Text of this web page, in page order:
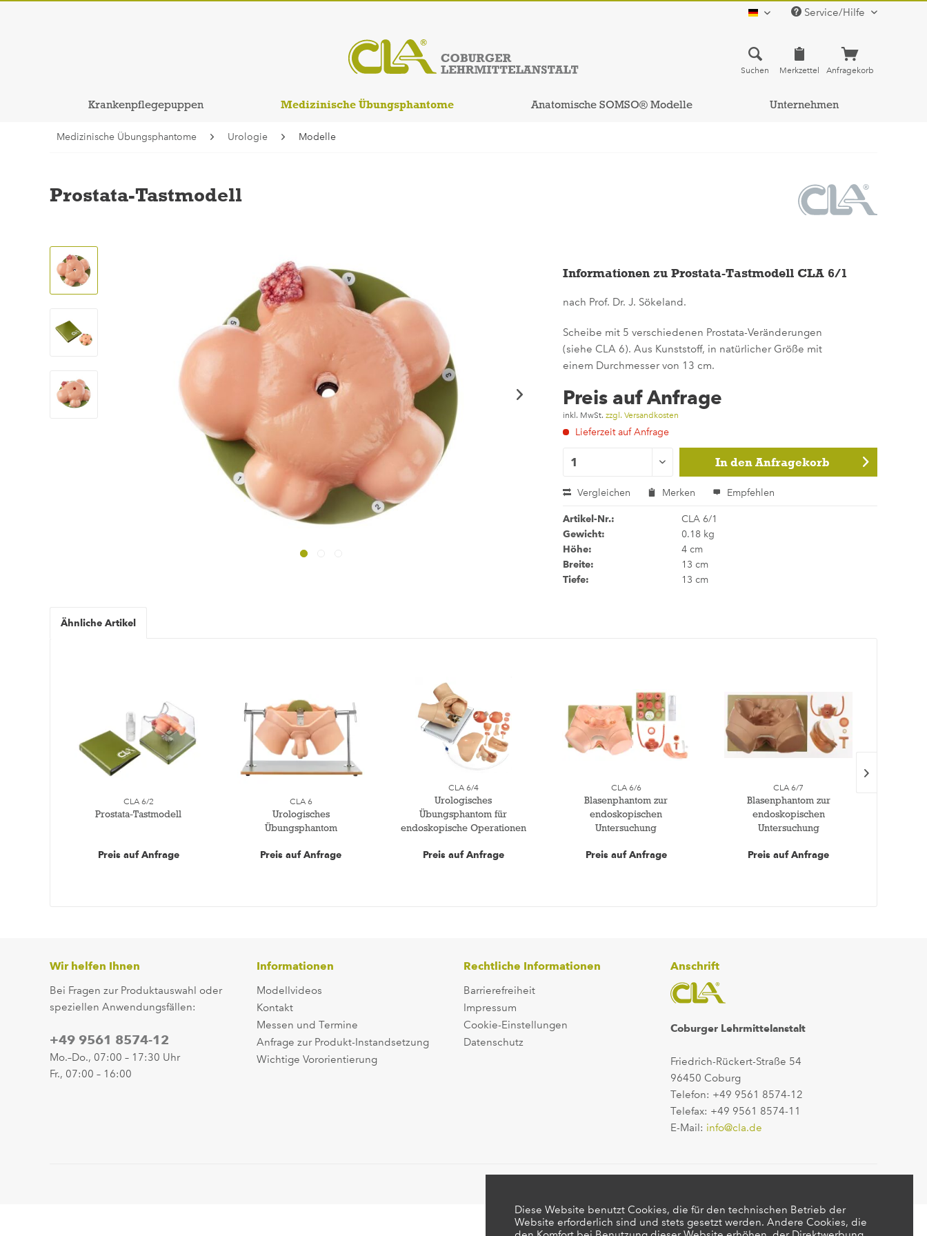
deutsch Service/Hilfe
Suchen Merkzettel Anfragekorb
Krankenpflegepuppen Medizinische Übungsphantome Anatomische SOMSO® Modelle Unternehmen
Medizinische Übungsphantome Urologie Modelle
Prostata-Tastmodell
Informationen zu Prostata-Tastmodell CLA 6/1
nach Prof. Dr. J. Sökeland.
Scheibe mit 5 verschiedenen Prostata-Veränderungen
(siehe CLA 6). Aus Kunststoff, in natürlicher Größe mit
einem Durchmesser von 13 cm.
Preis auf Anfrage
inkl. MwSt. zzgl. Versandkosten
Lieferzeit auf Anfrage
In den Anfragekorb
Vergleichen Merken Empfehlen
Artikel-Nr.: CLA 6/1
Gewicht: 0.18 kg
Höhe: 4 cm
Breite: 13 cm
Tiefe: 13 cm
Ähnliche Artikel
CLA 6/2
Prostata-Tastmodell
Preis auf Anfrage
CLA 6
Urologisches
Übungsphantom
Preis auf Anfrage
CLA 6/4
Urologisches
Übungsphantom für
endoskopische Operationen
Preis auf Anfrage
CLA 6/6
Blasenphantom zur
endoskopischen
Untersuchung
Preis auf Anfrage
CLA 6/7
Blasenphantom zur
endoskopischen
Untersuchung
Preis auf Anfrage
Wir helfen Ihnen
Bei Fragen zur Produktauswahl oder
speziellen Anwendungsfällen:
+49 9561 8574-12
Mo.–Do., 07:00 – 17:30 Uhr
Fr., 07:00 – 16:00
Informationen
Modellvideos
Kontakt
Messen und Termine
Anfrage zur Produkt-Instandsetzung
Wichtige Vororientierung
Rechtliche Informationen
Barrierefreiheit
Impressum
Cookie-Einstellungen
Datenschutz
Anschrift
Coburger Lehrmittelanstalt
Friedrich-Rückert-Straße 54
96450 Coburg
Telefon: +49 9561 8574-12
Telefax: +49 9561 8574-11
E-Mail: info@cla.de
Diese Website benutzt Cookies, die für den technischen Betrieb der
Website erforderlich sind und stets gesetzt werden. Andere Cookies, die